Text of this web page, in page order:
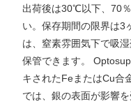
出荷後は30℃以下、70
い。保存期間の限界は3
は、窒素雰囲気下で吸
保管できます。
キされたFeまたはCu合
では、銀の表面が影響